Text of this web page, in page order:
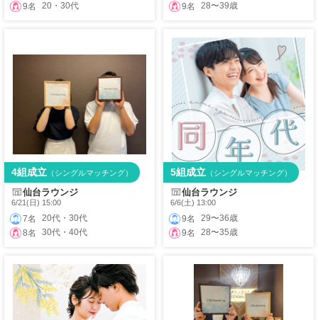
9名
20・30代
9名
28〜39歳
仙台ラウンジ
6/21(日) 15:00
7名
20代・30代
8名
30代・40代
4組成立 （シングルマッチング）
仙台ラウンジ
6/6(土) 13:00
9名
29〜36歳
9名
28〜35歳
5組成立 （シングルマッチング）